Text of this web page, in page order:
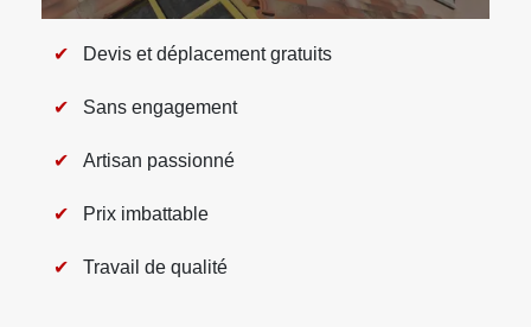
Devis et déplacement gratuits
Sans engagement
Artisan passionné
Prix imbattable
Travail de qualité